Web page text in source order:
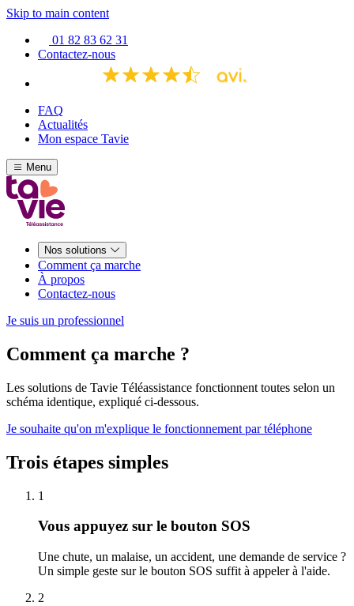
Skip to main content
01 82 83 62 31
Contactez-nous
FAQ
Actualités
Mon espace Tavie
Menu
Nos solutions
Comment ça marche
À propos
Contactez-nous
Je suis un professionnel
Comment ça marche ?
Les solutions de Tavie Téléassistance fonctionnent toutes selon un
schéma identique, expliqué ci-dessous.
Je souhaite qu'on m'explique le fonctionnement par téléphone
Trois étapes simples
1
Vous appuyez sur le bouton SOS
Une chute, un malaise, un accident, une demande de service ?
Un simple geste sur le bouton SOS suffit à appeler à l'aide.
2